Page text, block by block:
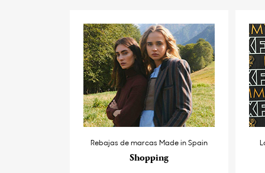
Rebajas de marcas Made in Spain
Shopping